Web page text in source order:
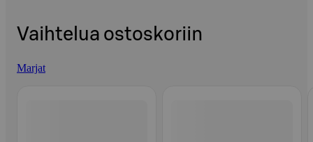
Vaihtelua ostoskoriin
Marjat